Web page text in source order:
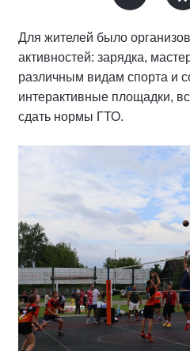
Для жителей было
активностей: зарядка,
различным видам спорта и
интерактивные площадки,
сдать нормы ГТО.